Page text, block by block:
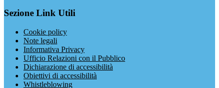
Sezione Link Utili
Cookie policy
Note legali
Informativa Privacy
Ufficio Relazioni con il Pubblico
Dichiarazione di accessibilità
Obiettivi di accessibilità
Whistleblowing